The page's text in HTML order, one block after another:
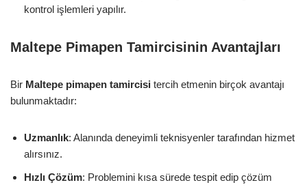
kontrol işlemleri yapılır.
Maltepe Pimapen Tamircisinin Avantajları
Bir Maltepe pimapen tamircisi tercih etmenin birçok avantajı
bulunmaktadır:
Uzmanlık: Alanında deneyimli teknisyenler tarafından hizmet
alırsınız.
Hızlı Çözüm: Problemini kısa sürede tespit edip çözüm